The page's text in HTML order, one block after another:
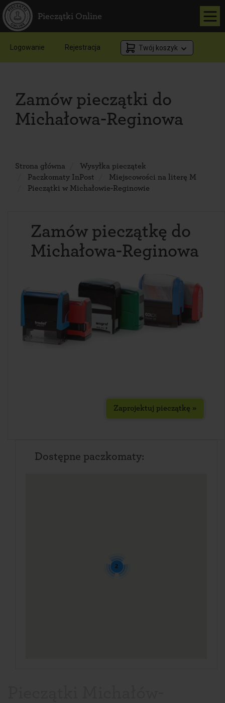
Pieczątki Online
Logowanie Rejestracja Twój koszyk
Zamów pieczątki do
Michałowa-Reginowa
Strona główna
Wysyłka pieczątek
Paczkomaty InPost
Miejscowości na literę M
Pieczątki w Michałowie-Reginowie
Zamów pieczątkę do
Michałowa-Reginowa
Zaprojektuj pieczątkę »
Dostępne paczkomaty:
2